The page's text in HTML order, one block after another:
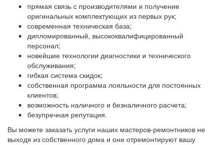
прямая связь с производителями и получение
оригинальных комплектующих из первых рук;
современная техническая база;
дипломированный, высококвалифицированный
персонал;
новейшие технологии диагностики и технического
обслуживания;
гибкая система скидок;
собственная программа лояльности для постоянных
клиентов;
возможность наличного и безналичного расчета;
безупречная репутация.
Вы можете заказать услуги наших мастеров-ремонтников не
выходя из собственного дома и они отремонтируют вашу